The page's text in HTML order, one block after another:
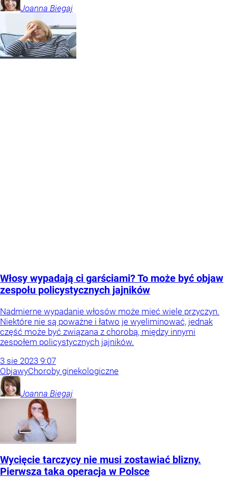
Joanna Biegaj
Włosy wypadają ci garściami? To może być objaw
zespołu policystycznych jajników
Nadmierne wypadanie włosów może mieć wiele przyczyn.
Niektóre nie są poważne i łatwo je wyeliminować, jednak
część może być związana z chorobą, między innymi
zespołem policystycznych jajników.
3 sie 2023 9:07
ObjawyChoroby ginekologiczne
Joanna Biegaj
Wycięcie tarczycy nie musi zostawiać blizny.
Pierwsza taka operacja w Polsce